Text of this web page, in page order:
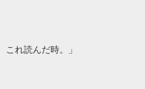
これ読んだ時。」